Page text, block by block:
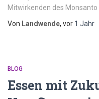
Mitwirkenden des
Von Landwende, vor 1 Jahr
BLOG
Essen mit